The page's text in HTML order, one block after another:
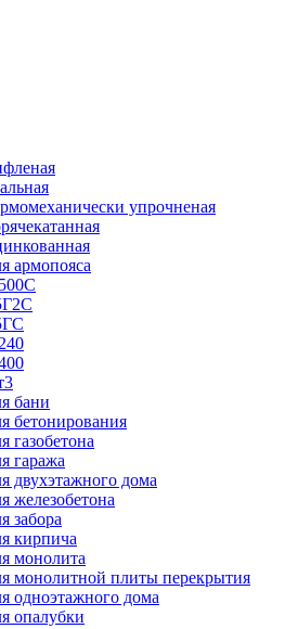
упрочненая
армопояса
бани
бетонирования
газобетона
гаража
двухэтажного дома
железобетона
забора
кирпича
монолита
монолитной плиты перекрытия
одноэтажного дома
опалубки